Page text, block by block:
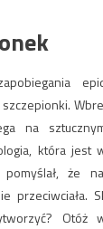
szczepionki.
na
która jest
pomyślał, że
przeciwciała.
Otóż